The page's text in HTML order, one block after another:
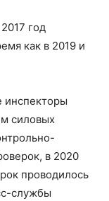
год
как в 2019 и
инспекторы
силовых
в 2020
проводилось
службы